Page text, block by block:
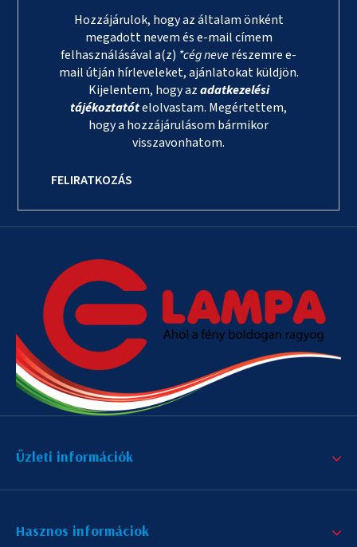
Hozzájárulok, hogy az általam önként
megadott nevem és e-mail címem
felhasználásával a(z) *cég neverészemre e-
mail útján hírleveleket, ajánlatokat küldjön.
Kijelentem, hogy azadatkezelési
tájékoztatótelolvastam. Megértettem,
hogy a hozzájárulásom bármikor
visszavonhatom.
FELIRATKOZÁS
Üzleti információk
Hasznos informáciok